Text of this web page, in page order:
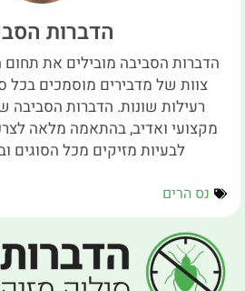
הדברות
הדברות הסביבה מובילים את
צוות של מדבירים מוסמכים בכל
רעילות שונות. הדברות
לבעיות מזיקים מכל הסוגים
נס הרים